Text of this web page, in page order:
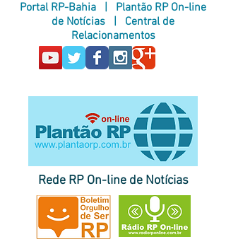
Portal RP-Bahia | Plantão RP On-line
de Notícias | Central de
Relacionamentos
página inicial do Plantão RP|
Rede RP On-line de Notícias